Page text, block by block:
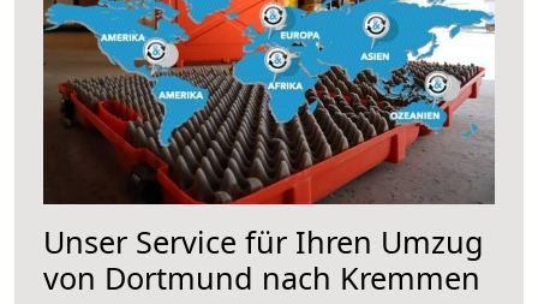
Unser Service für Ihren Umzug
von Dortmund nach Kremmen